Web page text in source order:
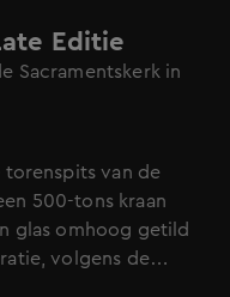
Editie
Sacramentskerk in
torenspits van de
500-tons kraan
glas omhoog getild
volgens de